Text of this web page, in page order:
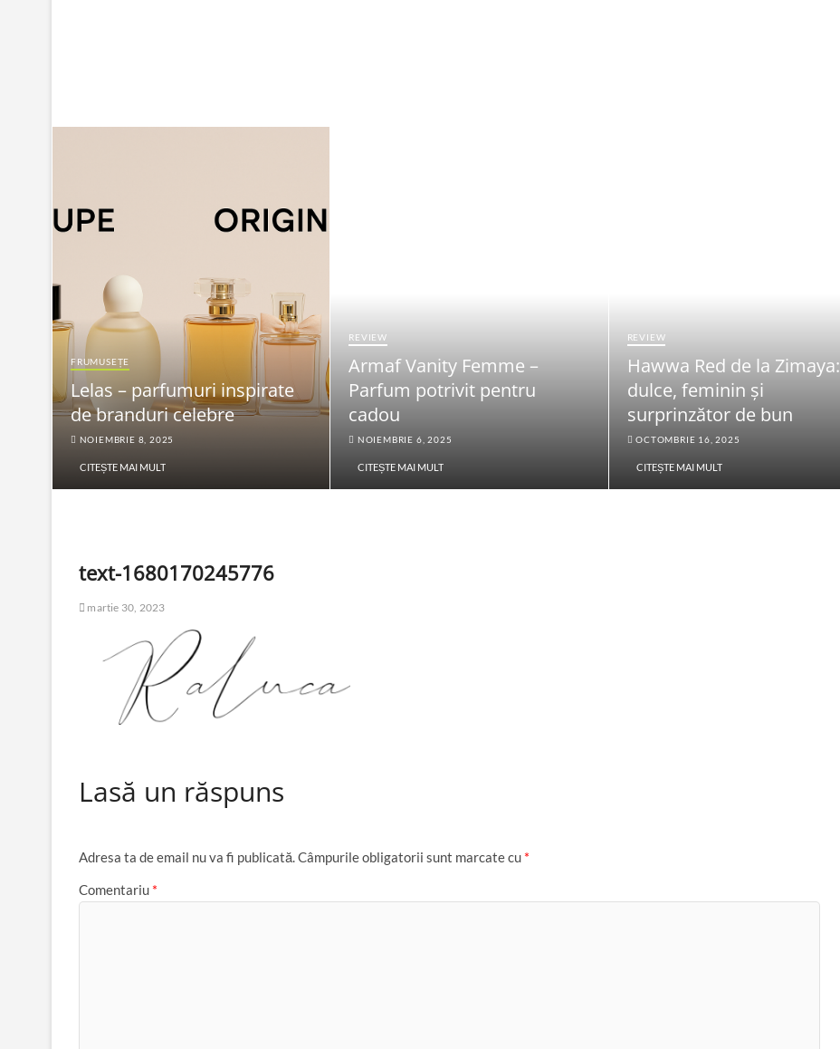
FRUMUSEȚE
Lelas – parfumuri inspirate
de branduri celebre
NOIEMBRIE 8, 2025
CITEȘTE MAI MULT
REVIEW
Armaf Vanity Femme –
Parfum potrivit pentru
cadou
NOIEMBRIE 6, 2025
CITEȘTE MAI MULT
REVIEW
Hawwa Red de la Zimaya:
dulce, feminin și
surprinzător de bun
OCTOMBRIE 16, 2025
CITEȘTE MAI MULT
text-1680170245776
martie 30, 2023
Lasă un răspuns
Adresa ta de email nu va fi publicată.Câmpurile obligatorii sunt marcate cu *
Comentariu *